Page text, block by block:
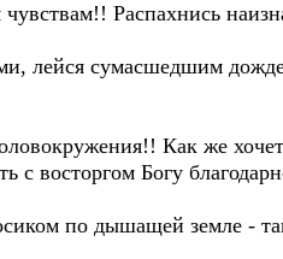
Распахнись
лейся сумасшедшим
Как же
с восторгом Богу
по дышащей земле -